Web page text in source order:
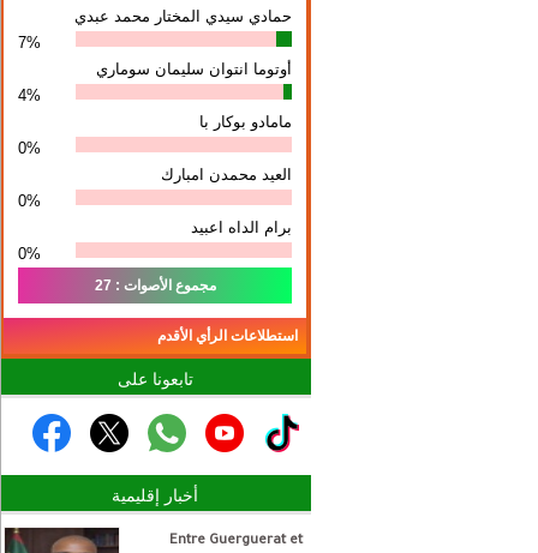
حمادي سيدي المختار محمد عبدي
7%
أوتوما انتوان سلیمان سوماري
4%
مامادو بوكار با
0%
العيد محمدن امبارك
0%
برام الداه اعبيد
0%
مجموع الأصوات : 27
استطلاعات الرأي الأقدم
تابعونا على
أخبار إقليمية
Entre Guerguerat et